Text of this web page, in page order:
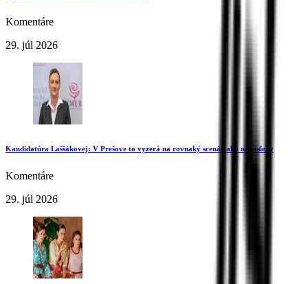
Komentáre
29. júl 2026
Kandidatúra Laššákovej: V Prešove to vyzerá na rovnaký scenár ako naposledy
Komentáre
29. júl 2026